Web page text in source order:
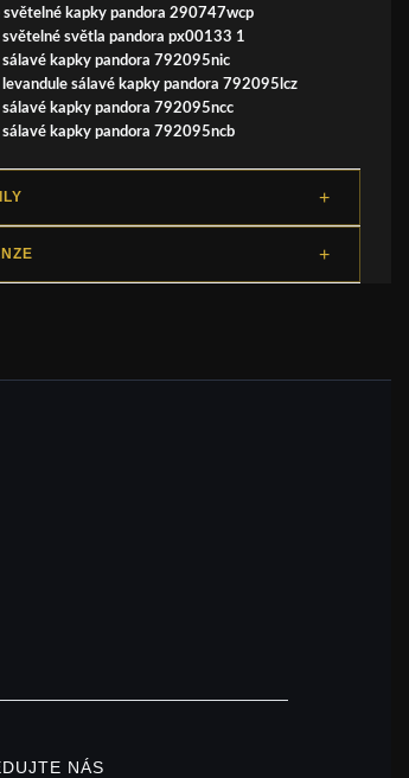
světelné kapky pandora 290747wcp
světla pandora px00133 1
kapky pandora 792095nic
sálavé kapky pandora 792095lcz
kapky pandora 792095ncc
kapky pandora 792095ncb
NÁS